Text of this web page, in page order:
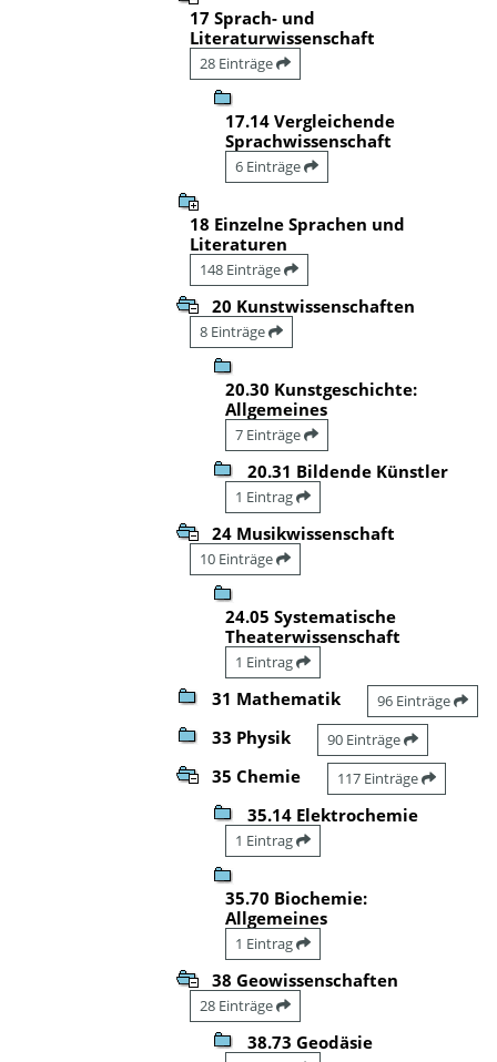
17 Sprach- und
Literaturwissenschaft
28 Einträge
17.14 Vergleichende
Sprachwissenschaft
6 Einträge
18 Einzelne Sprachen und
Literaturen
148 Einträge
20 Kunstwissenschaften
8 Einträge
20.30 Kunstgeschichte:
Allgemeines
7 Einträge
20.31 Bildende Künstler
1 Eintrag
24 Musikwissenschaft
10 Einträge
24.05 Systematische
Theaterwissenschaft
1 Eintrag
31 Mathematik 96 Einträge
33 Physik 90 Einträge
35 Chemie 117 Einträge
35.14 Elektrochemie
1 Eintrag
35.70 Biochemie:
Allgemeines
1 Eintrag
38 Geowissenschaften
28 Einträge
38.73 Geodäsie